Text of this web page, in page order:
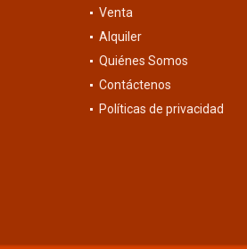
Venta
Alquiler
Quiénes Somos
Contáctenos
Políticas de privacidad